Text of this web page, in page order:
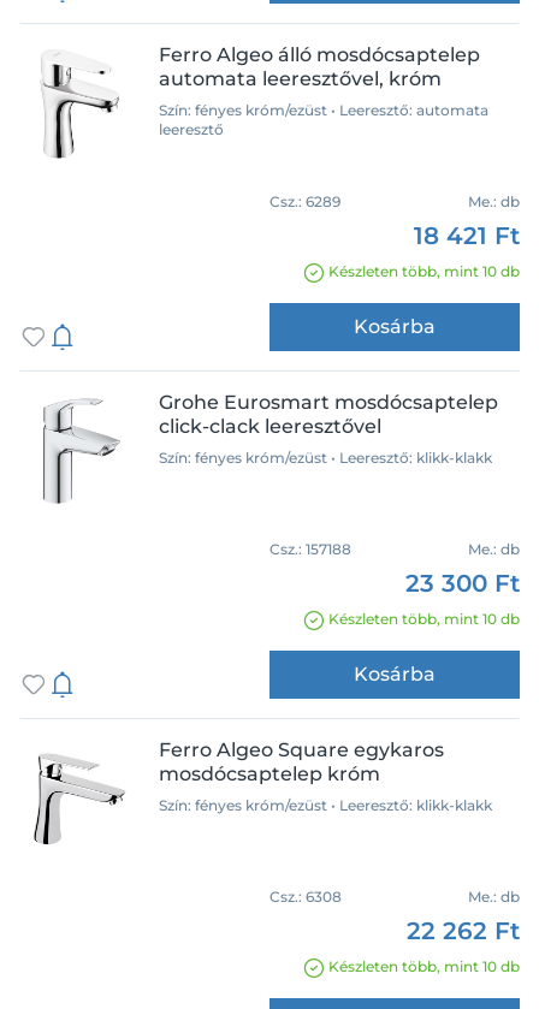
Ferro Algeo álló mosdócsaptelep
automata leeresztővel, króm
Szín: fényes króm/ezüst • Leeresztő: automata
leeresztő
Csz.: 6289 Me.: db
18 421 Ft
Készleten több, mint 10 db
Kosárba
Grohe Eurosmart mosdócsaptelep
click-clack leeresztővel
Szín: fényes króm/ezüst • Leeresztő: klikk-klakk
Csz.: 157188 Me.: db
23 300 Ft
Készleten több, mint 10 db
Kosárba
Ferro Algeo Square egykaros
mosdócsaptelep króm
Szín: fényes króm/ezüst • Leeresztő: klikk-klakk
Csz.: 6308 Me.: db
22 262 Ft
Készleten több, mint 10 db